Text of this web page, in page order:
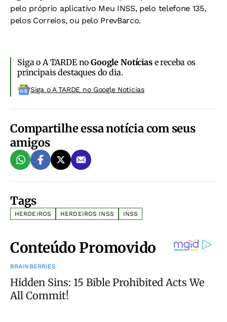
pelo próprio aplicativo Meu INSS, pelo telefone 135,
pelos Correios, ou pelo PrevBarco.
Siga o A TARDE noGoogle Notíciase receba os
principais destaques do dia.
Siga o A TARDE no Google Noticias
Compartilhe essa notícia com seus
amigos
Tags
HERDEIROS HERDEIROS INSS INSS